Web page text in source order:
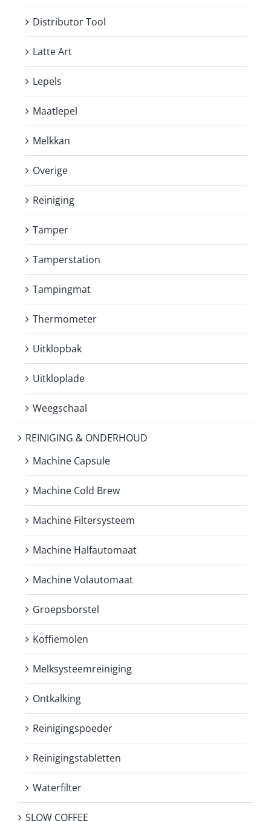
Distributor Tool
Latte Art
Lepels
Maatlepel
Melkkan
Overige
Reiniging
Tamper
Tamperstation
Tampingmat
Thermometer
Uitklopbak
Uitkloplade
Weegschaal
REINIGING & ONDERHOUD
Machine Capsule
Machine Cold Brew
Machine Filtersysteem
Machine Halfautomaat
Machine Volautomaat
Groepsborstel
Koffiemolen
Melksysteemreiniging
Ontkalking
Reinigingspoeder
Reinigingstabletten
Waterfilter
SLOW COFFEE